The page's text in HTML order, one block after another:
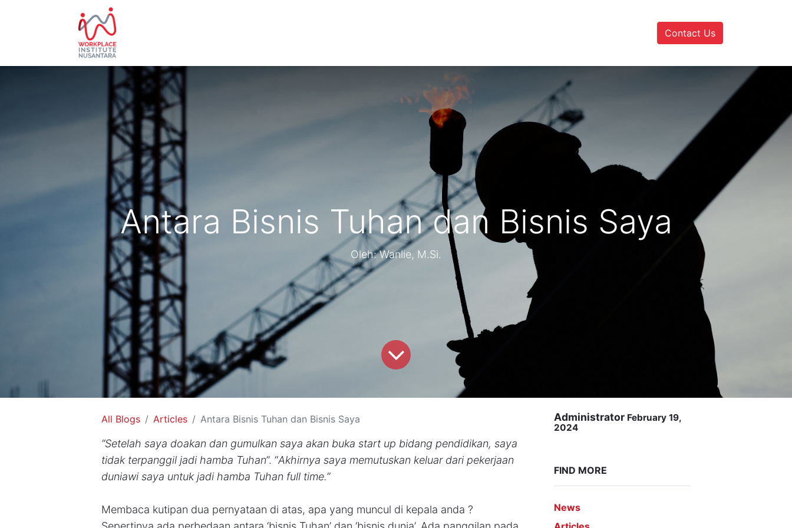
Contact Us
Antara Bisnis Tuhan dan Bisnis Saya
Oleh: Wanlie, M.Si.
All Blogs Articles Antara Bisnis Tuhan dan Bisnis Saya
“Setelah saya doakan dan gumulkan saya akan buka start up bidang pendidikan, saya
tidak terpanggil jadi hamba Tuhan”. “Akhirnya saya memutuskan keluar dari pekerjaan
duniawi saya untuk jadi hamba Tuhan full time.”
Membaca kutipan dua pernyataan di atas, apa yang muncul di kepala anda ?
Administrator February 19,
2024
FIND MORE
News